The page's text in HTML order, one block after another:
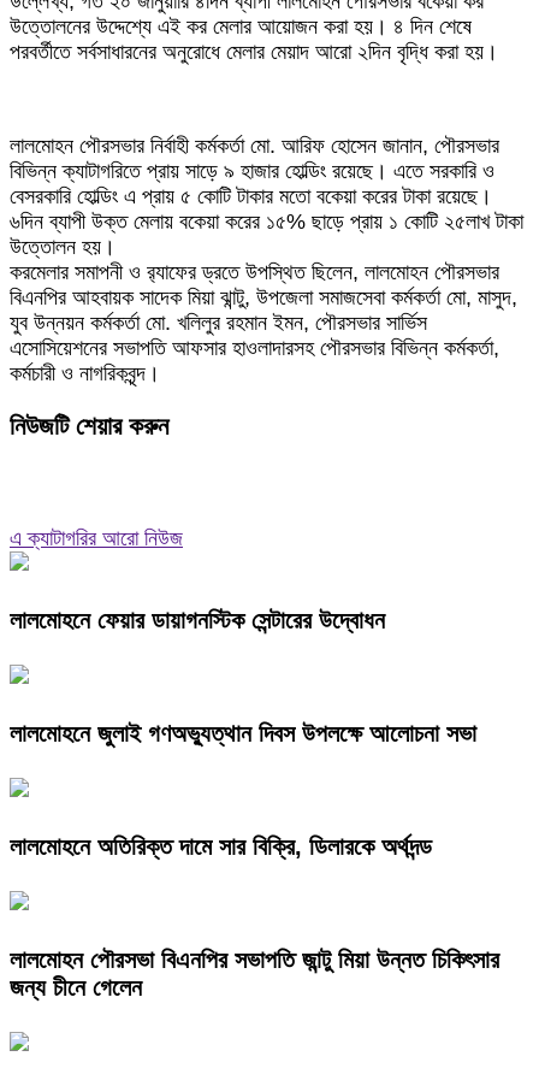
উত্তোলনের উদ্দেশ্যে এই কর মেলার আয়োজন করা হয়। ৪ দিন শেষে
পরবর্তীতে সর্বসাধারনের অনুরোধে মেলার মেয়াদ আরো ২দিন বৃদ্ধি করা হয়।
লালমোহন পৌরসভার নির্বাহী কর্মকর্তা মো. আরিফ হোসেন জানান, পৌরসভার
বিভিন্ন ক্যাটাগরিতে প্রায় সাড়ে ৯ হাজার হোল্ডিং রয়েছে। এতে সরকারি ও
বেসরকারি হোল্ডিং এ প্রায় ৫ কোটি টাকার মতো বকেয়া করের টাকা রয়েছে।
৬দিন ব্যাপী উক্ত মেলায় বকেয়া করের ১৫% ছাড়ে প্রায় ১ কোটি ২৫লাখ টাকা
উত্তোলন হয়।
করমেলার সমাপনী ও র‌্যাফের ড্রতে উপস্থিত ছিলেন, লালমোহন পৌরসভার
বিএনপির আহবায়ক সাদেক মিয়া ঝান্টু, উপজেলা সমাজসেবা কর্মকর্তা মো, মাসুদ,
যুব উন্নয়ন কর্মকর্তা মো. খলিলুর রহমান ইমন, পৌরসভার সার্ভিস
এসোসিয়েশনের সভাপতি আফসার হাওলাদারসহ পৌরসভার বিভিন্ন কর্মকর্তা,
কর্মচারী ও নাগরিকবৃন্দ।
নিউজটি শেয়ার করুন
এ ক্যাটাগরির আরো নিউজ
লালমোহনে ফেয়ার ডায়াগনস্টিক সেন্টারের উদ্বোধন
লালমোহনে জুলাই গণঅভ্যুত্থান দিবস উপলক্ষে আলোচনা সভা
লালমোহনে অতিরিক্ত দামে সার বিক্রি, ডিলারকে অর্থদন্ড
লালমোহন পৌরসভা বিএনপির সভাপতি জান্টু মিয়া উন্নত চিকিৎসার
জন্য চীনে গেলেন